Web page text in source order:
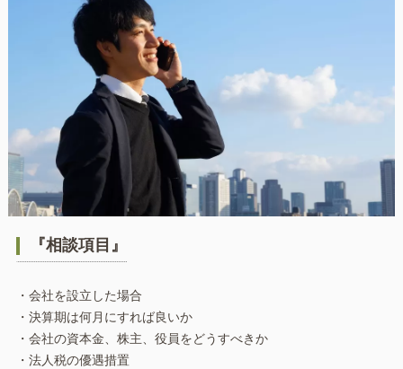
『相談項目』
・会社を設立した場合
・決算期は何月にすれば良いか
・会社の資本金、株主、役員をどうすべきか
・法人税の優遇措置